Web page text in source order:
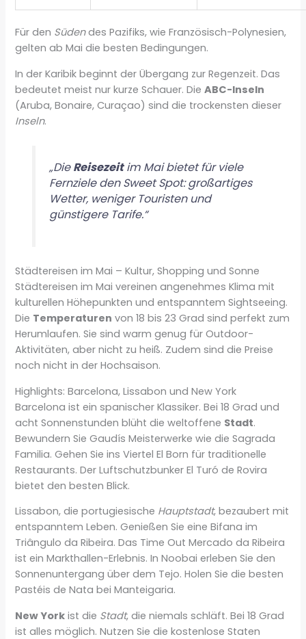
Für den Südendes Pazifiks, wie Französisch-Polynesien,
gelten ab Mai die besten Bedingungen.
In der Karibik beginnt der Übergang zur Regenzeit. Das
bedeutet meist nur kurze Schauer. DieABC-Inseln
(Aruba, Bonaire, Curaçao) sind die trockensten dieser
Inseln.
„DieReisezeitim Mai bietet für viele
Fernziele den Sweet Spot: großartiges
Wetter, weniger Touristen und
günstigere Tarife.“
Städtereisen im Mai – Kultur, Shopping und Sonne
Städtereisen im Mai vereinen angenehmes Klima mit
kulturellen Höhepunkten und entspanntem Sightseeing.
Die Temperaturen von 18 bis 23 Grad sind perfekt zum
Herumlaufen. Sie sind warm genug für Outdoor-
Aktivitäten, aber nicht zu heiß. Zudem sind die Preise
noch nicht in der Hochsaison.
Highlights: Barcelona, Lissabon und New York
Barcelona ist ein spanischer Klassiker. Bei 18 Grad und
acht Sonnenstunden blüht die weltoffene Stadt.
Bewundern Sie Gaudís Meisterwerke wie die Sagrada
Familia. Gehen Sie ins Viertel El Born für traditionelle
Restaurants. Der Luftschutzbunker El Turó de Rovira
bietet den besten Blick.
Lissabon, die portugiesische Hauptstadt, bezaubert mit
entspanntem Leben. Genießen Sie eine Bifana im
Triângulo da Ribeira. Das Time Out Mercado da Ribeira
ist ein Markthallen-Erlebnis. In Noobai erleben Sie den
Sonnenuntergang über dem Tejo. Holen Sie die besten
Pastéis de Nata bei Manteigaria.
New York ist die Stadt, die niemals schläft. Bei 18 Grad
ist alles möglich. Nutzen Sie die kostenlose Staten